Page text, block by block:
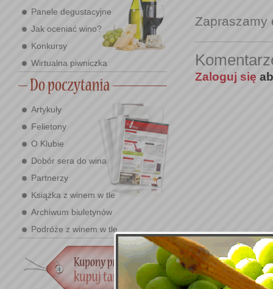
Panele degustacyjne
Jak oceniać wino?
Konkursy
Wirtualna piwniczka
Artykuły
Felietony
O Klubie
Dobór sera do wina
Partnerzy
Książka z winem w tle
Archiwum biuletynów
Podróże z winem w tle
Zaloguj się